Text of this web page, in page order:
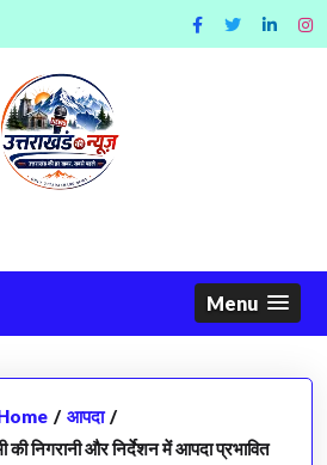
Menu
/ आपदा /
की निगरानी और निर्देशन में आपदा प्रभावित